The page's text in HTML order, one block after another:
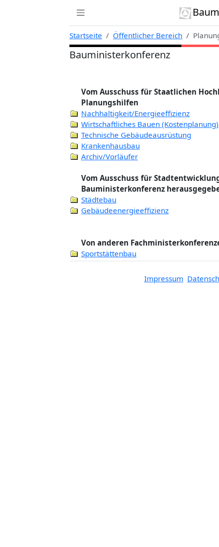
Startseite Öffentlicher Bereich
Bauministerkonferenz
Vom Ausschuss für Staatlichen
Planungshilfen
Nachhaltigkeit/Energieeffizienz
Wirtschaftliches Bauen (Kostenplanung)
Technische Gebäudeausrüstung
Krankenhausbau
Archiv/Vorläufer
Vom Ausschuss für
Bauministerkonferenz
Städtebau
Gebäudeenergieeffizienz
Von anderen
Sportstättenbau
Impressum